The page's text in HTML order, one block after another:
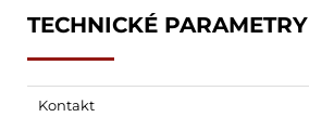
TECHNICKÉ PARAMETRY
Kontakt